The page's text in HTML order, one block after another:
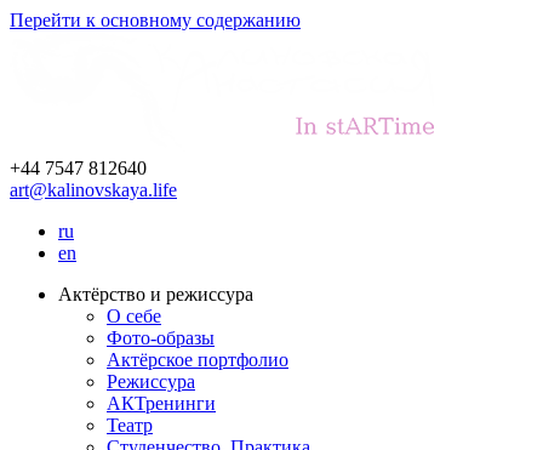
Перейти к основному содержанию
+44 7547 812640
art@kalinovskaya.life
ru
en
Актёрство и режиссура
О себе
Фото-образы
Актёрское портфолио
Режиссура
АКТренинги
Театр